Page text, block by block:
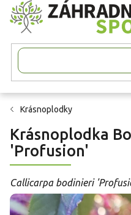
Prejsť
na
obsah
Krásnoplodky
Krásnoplodka
'Profusion'
Callicarpa bodinieri